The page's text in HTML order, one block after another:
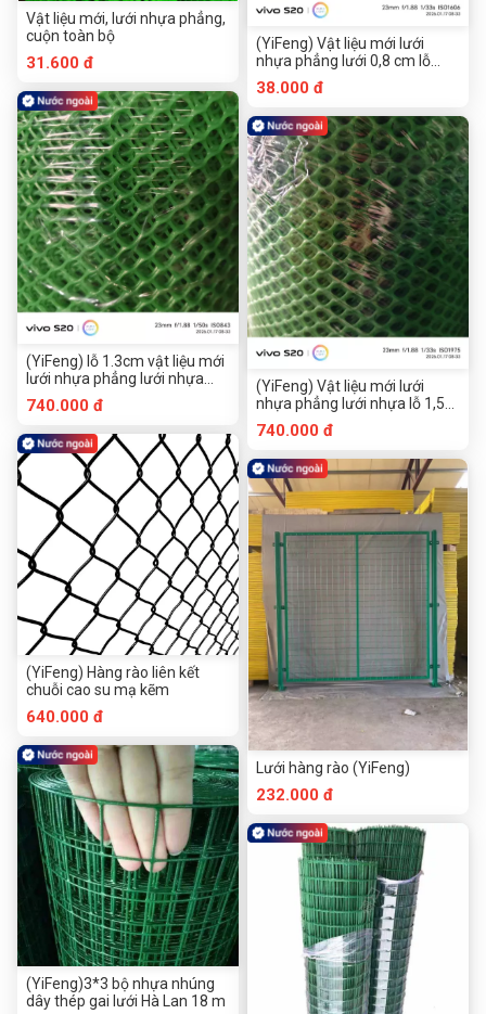
Vật liệu mới, lưới nhựa phẳng,
cuộn toàn bộ
31.600 đ
(YiFeng) lỗ 1.3cm vật liệu mới
lưới nhựa phẳng lưới nhựa
cuộn rời
740.000 đ
(YiFeng) Hàng rào liên kết
chuỗi cao su mạ kẽm
640.000 đ
(YiFeng)3*3 bộ nhựa nhúng
dây thép gai lưới Hà Lan 18 m
(YiFeng) Vật liệu mới lưới
nhựa phẳng lưới 0,8 cm lỗ
cuộn rời
38.000 đ
(YiFeng) Vật liệu mới lưới
nhựa phẳng lưới nhựa lỗ 1,5
cm cuộn rời
740.000 đ
Lưới hàng rào (YiFeng)
232.000 đ